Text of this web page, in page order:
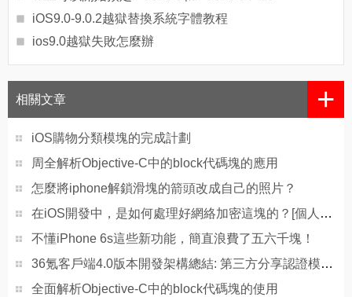
iOS9.0-9.0.2越獄替換系統字體教程
ios9.0越獄失敗怎麼辦
相關文章 +
iOS購物分類模塊的完成計劃
周全解析Objective-C中的block代碼塊的應用
怎麼將iphone解鎖滑塊的箭頭改成自己的照片？
在iOS開發中，是如何處理好網絡加密這塊的？[個人詳細分析]
不懂iPhone 6s這些新功能，簡直浪費了五六千塊！
36氪客戶端4.0版本開發架構總結: 第三方分享認證模塊的實現
全面解析Objective-C中的block代碼塊的使用